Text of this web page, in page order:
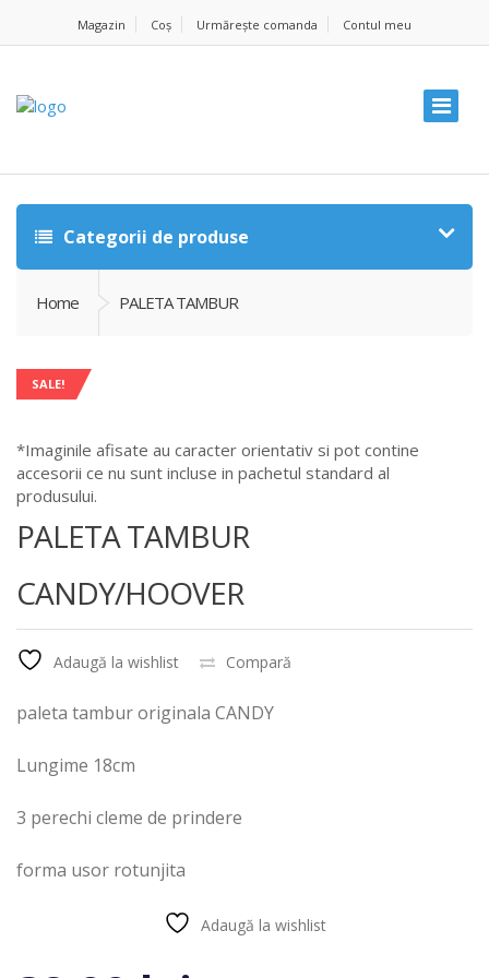
Magazin Coș Urmărește comanda Contul meu
Categorii de produse
Home PALETA TAMBUR
SALE!
*Imaginile afisate au caracter orientativ si pot contine
accesorii ce nu sunt incluse in pachetul standard al
produsului.
PALETA TAMBUR
CANDY/HOOVER
Adaugă la wishlist Compară
paleta tambur originala CANDY
Lungime 18cm
3 perechi cleme de prindere
forma usor rotunjita
Adaugă la wishlist